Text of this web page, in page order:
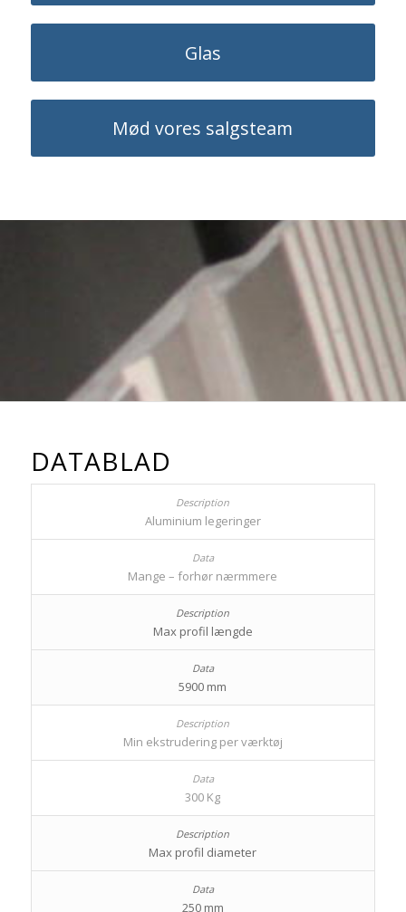
Glas
Mød vores salgsteam
DATABLAD
Aluminium legeringer
Mange – forhør nærmmere
Max profil længde
5900 mm
Min ekstrudering per værktøj
300 Kg
Max profil diameter
250 mm